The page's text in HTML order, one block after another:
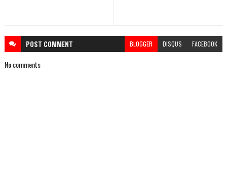
POST COMMENT BLOGGER DISQUS FACEBOOK
No comments